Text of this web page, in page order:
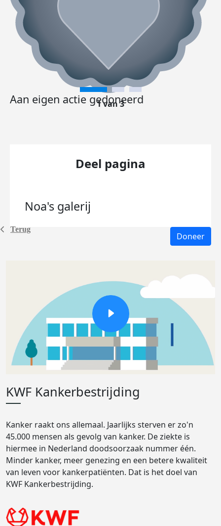
Terug
Aan eigen actie gedoneerd
1 van 3
Deel pagina
Noa's galerij
Doneer
KWF Kankerbestrijding
Kanker raakt ons allemaal. Jaarlijks sterven er zo'n
45.000 mensen als gevolg van kanker. De ziekte is
hiermee in Nederland doodsoorzaak nummer één.
Minder kanker, meer genezing en een betere kwaliteit
van leven voor kankerpatiënten. Dat is het doel van
KWF Kankerbestrijding.